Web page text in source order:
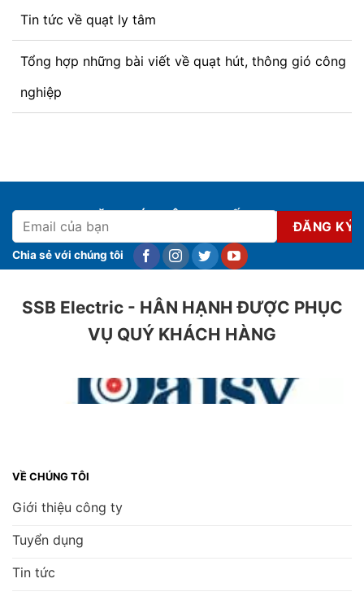
Tin tức về quạt ly tâm
Tổng hợp những bài viết về quạt hút, thông gió công
nghiệp
ĐĂNG KÝ NHẬN KHUYẾN MẠI
Chia sẻ với chúng tôi
SSB Electric - HÂN HẠNH ĐƯỢC PHỤC
VỤ QUÝ KHÁCH HÀNG
VỀ CHÚNG TÔI
Giới thiệu công ty
Tuyển dụng
Tin tức